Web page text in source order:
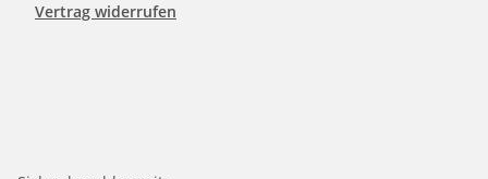
Vertrag widerrufen